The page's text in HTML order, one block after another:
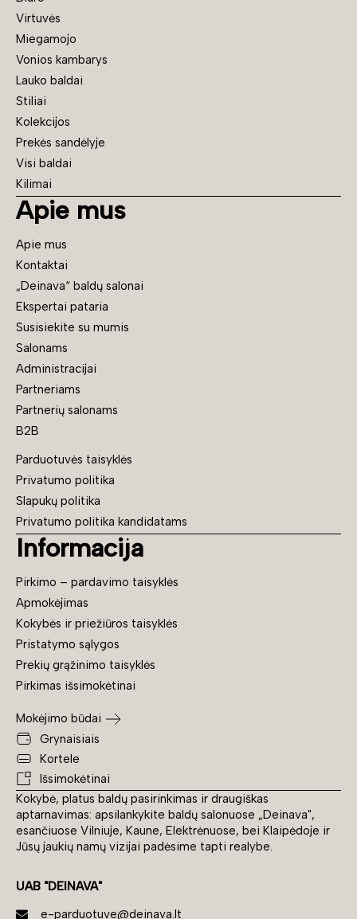
Kokybė, platus baldų pasirinkimas ir draugiškas
aptarnavimas: apsilankykite baldų salonuose „Deinava",
esančiuose Vilniuje, Kaune, Elektrėnuose, bei Klaipėdoje ir
Jūsų jaukių namų vizijai padėsime tapti realybe.
UAB "DEINAVA"
e-parduotuve@deinava.lt
Virtuvės
Miegamojo
Vonios kambarys
Lauko baldai
Stiliai
Kolekcijos
Prekės sandėlyje
Visi baldai
Kilimai
Apie mus
Apie mus
Kontaktai
„Deinava“ baldų salonai
Ekspertai pataria
Susisiekite su mumis
Salonams
Administracijai
Partneriams
Partnerių salonams
B2B
Parduotuvės taisyklės
Privatumo politika
Slapukų politika
Privatumo politika kandidatams
Informacija
Pirkimo – pardavimo taisyklės
Apmokėjimas
Kokybės ir priežiūros taisyklės
Pristatymo sąlygos
Prekių grąžinimo taisyklės
Pirkimas išsimokėtinai
Mokėjimo būdai
Grynaisiais
Kortele
Išsimokėtinai